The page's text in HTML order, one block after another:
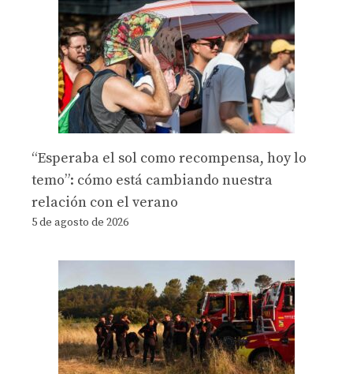
“Esperaba el sol como recompensa, hoy lo
temo”: cómo está cambiando nuestra
relación con el verano
5 de agosto de 2026